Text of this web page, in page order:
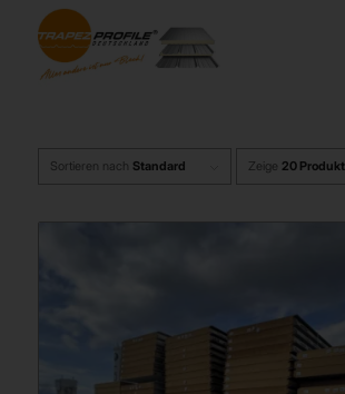
Sortieren nach Standard Zeige 20